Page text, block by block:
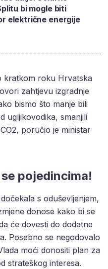
bi mogle biti
električne energije
kratkom roku Hrvatska
zahtjevu izgradnje
bismo što manje bili
ugljikovodika, smanjili
poručio je ministar
pojedincima!
s oduševljenjem,
donose kako bi se
će dovesti do dodatne
Posebno se negodovalo
moći donositi plan za
strateškog interesa.